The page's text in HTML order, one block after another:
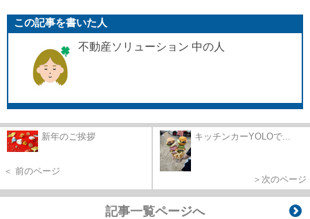
この記事を書いた人
不動産ソリューション 中の人
新年のご挨拶
＜ 前のページ
キッチンカーYOLOで...
＞次のページ
記事一覧ページへ